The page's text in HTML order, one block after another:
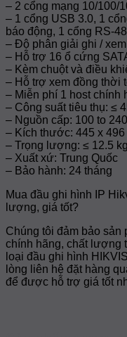
– 2 cổng mạng 10/100/
– 1 cổng USB 3.0, 1
báo động, 1 cổng RS-
– Độ phân giải ghi /
– Hỗ trợ 16 ổ cứng
– Kèm chuột và điều
– Hỗ trợ xem đồng thời
– Miễn phí 1 host chính
– Công suất tiêu thụ: ≤
– Nguồn cấp: 100 to
– Kích thước: 445 x 496
– Trọng lượng: ≤ 12.5
– Xuất xứ: Trung Quốc
– Bảo hành: 24 tháng
Mua đầu ghi hình IP
lượng, giá tốt?
Chúng tôi đảm bảo sản
chính hãng, chất lượng
loại đầu ghi hình
lòng liên hệ đặt hàng
để được hỗ trợ giá tốt